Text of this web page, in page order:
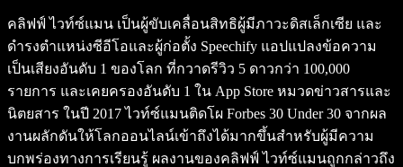
คลิฟฟ์ ไวท์ซ์แมน เป็นผู้ขับเคลื่อนสิทธิผู้มีภาวะดิสเล็กเซีย และ
ดำรงตำแหน่งซีอีโอและผู้ก่อตั้ง Speechify แอปแปลงข้อความ
เป็นเสียงอันดับ 1 ของโลก ที่กวาดรีวิว 5 ดาวกว่า 100,000
รายการ และเคยครองอันดับ 1 ใน App Store หมวดข่าวสารและ
นิตยสาร ในปี 2017 ไวท์ซ์แมนติดโผ Forbes 30 Under 30 จากผล
งานผลักดันให้โลกออนไลน์เข้าถึงได้มากขึ้นสำหรับผู้มีความ
บกพร่องทางการเรียนรู้ ผลงานของคลิฟฟ์ ไวท์ซ์แมนถูกกล่าวถึง